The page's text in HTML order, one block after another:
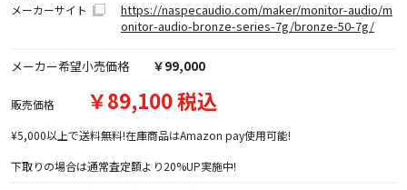
メーカーサイト
https://naspecaudio.com/maker/monitor-audio/m
onitor-audio-bronze-series-7g/bronze-50-7g/
メーカー希望小売価格 ￥99,000
販売価格 ￥89,100 税込
¥5,000以上で送料無料!在庫商品はAmazon pay使用可能!
下取りの場合は通常査定額より20%UP実施中!